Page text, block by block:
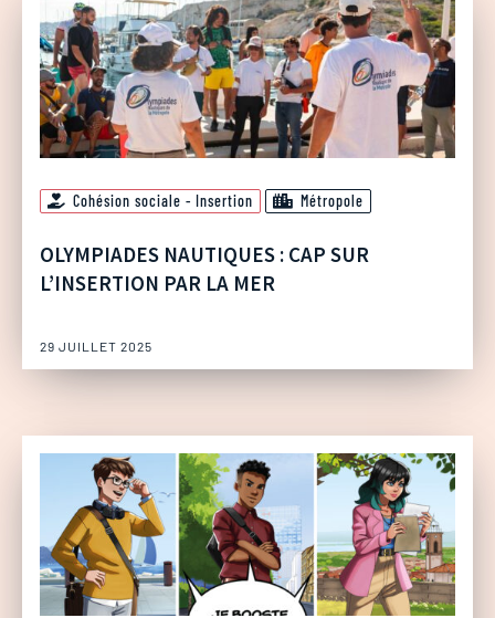
Cohésion sociale - Insertion Métropole
OLYMPIADES NAUTIQUES : CAP SUR
L’INSERTION PAR LA MER
29 JUILLET 2025